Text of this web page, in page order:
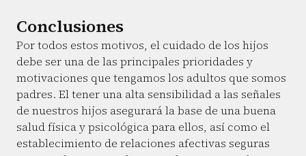
Conclusiones
Por todos estos motivos, el cuidado de los hijos
debe ser una de las principales prioridades y
motivaciones que tengamos los adultos que somos
padres. El tener una alta sensibilidad a las señales
de nuestros hijos asegurará la base de una buena
salud física y psicológica para ellos, así como el
establecimiento de relaciones afectivas seguras